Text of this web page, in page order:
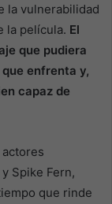
la vulnerabilidad
la película. El
que pudiera
enfrenta y,
capaz de
Spike Fern,
que rinde